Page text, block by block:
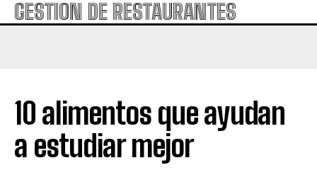
GESTION DE RESTAURANTES
10 alimentos que ayudan
a estudiar mejor